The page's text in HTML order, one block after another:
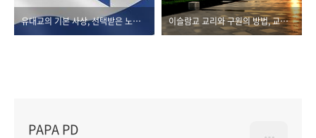
유대교의 기본 사상, 선택받은 노아와 아브라함 이슬람교 교리와 구원의 방법, 교리의 차이점
PAPA PD